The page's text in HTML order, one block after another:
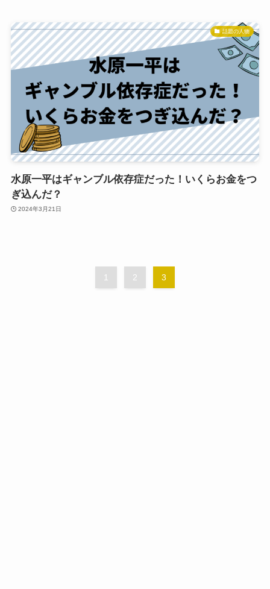
話題の人物
水原一平はギャンブル依存症だった！いくらお金をつ
ぎ込んだ？
2024年3月21日
1 2 3